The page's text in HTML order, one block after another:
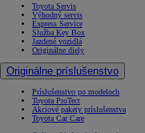
Toyota Servis
Výhodný servis
Express Service
Služba Key Box
Jazdené vozidlá
Originálne diely
Originálne príslušenstvo
Príslušenstvo po modeloch
Toyota ProTect
Akciové pakety príslušenstva
Toyota Car Care